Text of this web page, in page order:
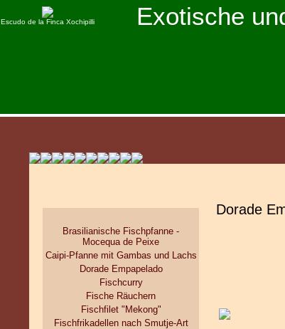
Escudo de la Finca Xochipilli Exotische
Brasilianische Fischpfanne -
Mocequa de Peixe
Caipi-Pfanne mit Gambas und Lachs
Dorade Empapelado
Fischcurry
Fische Räuchern
Fischfilet "Mekong"
Fischfrikadellen nach Smutje-Art
Dorade